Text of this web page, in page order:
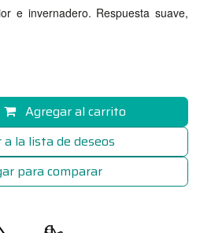
e invernadero. Respuesta suave,
Agregar al carrito
para comparar
la lista de deseos